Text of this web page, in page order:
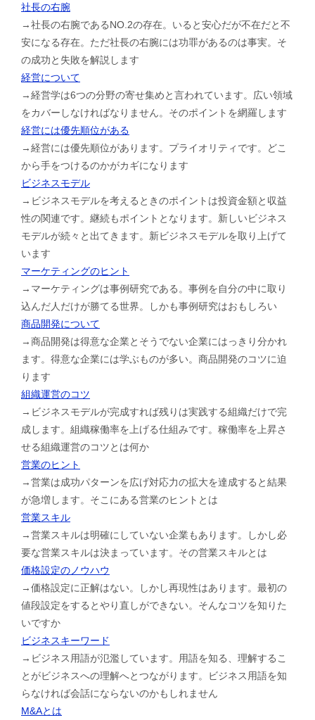
社長の右腕
→社長の右腕であるNO.2の存在。いると安心だが不在だと不
安になる存在。ただ社長の右腕には功罪があるのは事実。そ
の成功と失敗を解説します
経営について
→経営学は6つの分野の寄せ集めと言われています。広い領域
をカバーしなければなりません。そのポイントを網羅します
経営には優先順位がある
→経営には優先順位があります。プライオリティです。どこ
から手をつけるのかがカギになります
ビジネスモデル
→ビジネスモデルを考えるときのポイントは投資金額と収益
性の関連です。継続もポイントとなります。新しいビジネス
モデルが続々と出てきます。新ビジネスモデルを取り上げて
います
マーケティングのヒント
→マーケティングは事例研究である。事例を自分の中に取り
込んだ人だけが勝てる世界。しかも事例研究はおもしろい
商品開発について
→商品開発は得意な企業とそうでない企業にはっきり分かれ
ます。得意な企業には学ぶものが多い。商品開発のコツに迫
ります
組織運営のコツ
→ビジネスモデルが完成すれば残りは実践する組織だけで完
成します。組織稼働率を上げる仕組みです。稼働率を上昇さ
せる組織運営のコツとは何か
営業のヒント
→営業は成功パターンを広げ対応力の拡大を達成すると結果
が急増します。そこにある営業のヒントとは
営業スキル
→営業スキルは明確にしていない企業もあります。しかし必
要な営業スキルは決まっています。その営業スキルとは
価格設定のノウハウ
→価格設定に正解はない。しかし再現性はあります。最初の
値段設定をするとやり直しができない。そんなコツを知りた
いですか
ビジネスキーワード
→ビジネス用語が氾濫しています。用語を知る、理解するこ
とがビジネスへの理解へとつながります。ビジネス用語を知
らなければ会話にならないのかもしれません
M&Aとは